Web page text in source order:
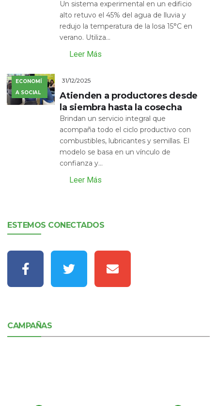
Un sistema experimental en un edificio
alto retuvo el 45% del agua de lluvia y
redujo la temperatura de la losa 15°C en
verano. Utiliza...
Leer Más
ECONOMÍ
A SOCIAL
31/12/2025
Atienden a productores desde
la siembra hasta la cosecha
Brindan un servicio integral que
acompaña todo el ciclo productivo con
combustibles, lubricantes y semillas. El
modelo se basa en un vínculo de
confianza y...
Leer Más
ESTEMOS CONECTADOS
CAMPAÑAS